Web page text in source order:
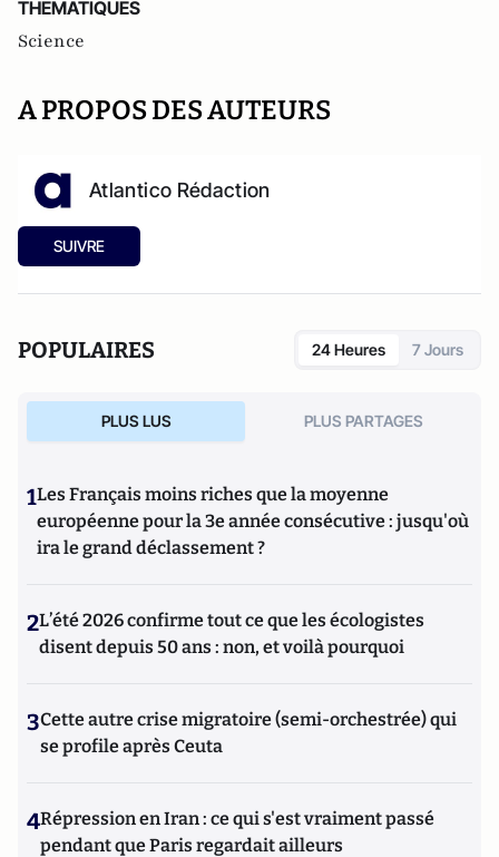
THEMATIQUES
Science
A PROPOS DES AUTEURS
Atlantico Rédaction
SUIVRE
POPULAIRES 24 Heures 7 Jours
PLUS LUS PLUS PARTAGES
1Les Français moins riches que la moyenne
européenne pour la 3e année consécutive : jusqu'où
ira le grand déclassement ?
2L’été 2026 confirme tout ce que les écologistes
disent depuis 50 ans : non, et voilà pourquoi
3Cette autre crise migratoire (semi-orchestrée) qui
se profile après Ceuta
4Répression en Iran : ce qui s'est vraiment passé
pendant que Paris regardait ailleurs